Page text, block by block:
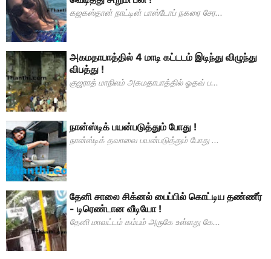
கஜகஸ்தான் நாட்டின் பாஸ்டோப் நகரை சேர...
அகமதாபாத்தில் 4 மாடி கட்டடம் இடிந்து விழுந்து
விபத்து !
குஜராத் மாநிலம் அகமதாபாத்தில் ஓதவ் ப...
நான்ஸ்டிக் பயன்படுத்தும் போது !
நான்ஸ்டிக் தவாவை பயன்படுத்தும் போது ...
தேனி சாலை சிக்னல் பைப்பில் கொட்டிய தண்ணீர்
- டிரெண்டான வீடியோ !
தேனி மாவட்டம் கம்பம் அருகே உள்ளது கே...